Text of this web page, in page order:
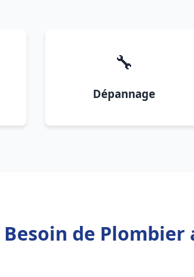
🔧
Dépannage
Besoin de Plombier